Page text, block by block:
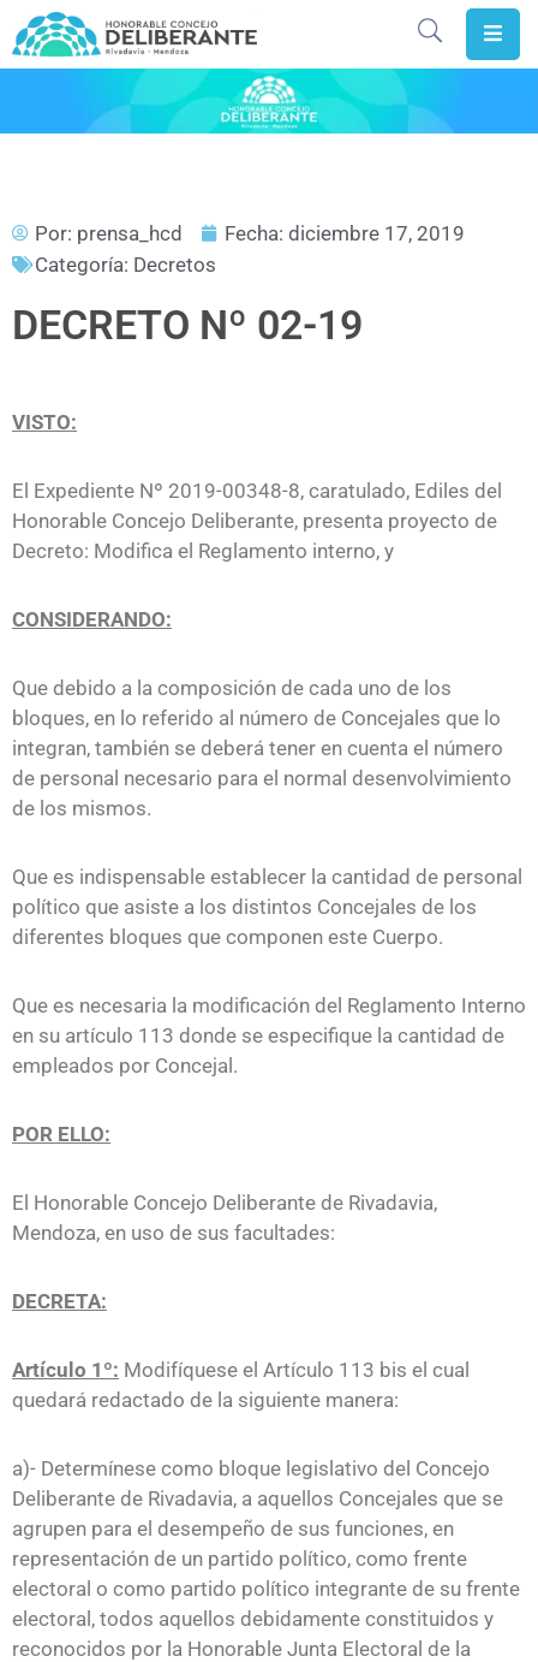
Concejales
Abierto
Actividad
La
Voz
Contacto
Por: prensa_hcd Fecha: diciembre 17, 2019
Categoría: Decretos
DECRETO Nº 02-19
VISTO:
El Expediente Nº 2019-00348-8, caratulado, Ediles del
Honorable Concejo Deliberante, presenta proyecto de
Decreto: Modifica el Reglamento interno, y
CONSIDERANDO:
Que debido a la composición de cada uno de los
bloques, en lo referido al número de Concejales que lo
integran, también se deberá tener en cuenta el número
de personal necesario para el normal desenvolvimiento
de los mismos.
Que es indispensable establecer la cantidad de personal
político que asiste a los distintos Concejales de los
diferentes bloques que componen este Cuerpo.
Que es necesaria la modificación del Reglamento Interno
en su artículo 113 donde se especifique la cantidad de
empleados por Concejal.
POR ELLO:
El Honorable Concejo Deliberante de Rivadavia,
Mendoza, en uso de sus facultades:
DECRETA:
Artículo 1º: Modifíquese el Artículo 113 bis el cual
quedará redactado de la siguiente manera:
a)- Determínese como bloque legislativo del Concejo
Deliberante de Rivadavia, a aquellos Concejales que se
agrupen para el desempeño de sus funciones, en
representación de un partido político, como frente
electoral o como partido político integrante de su frente
electoral, todos aquellos debidamente constituidos y
reconocidos por la Honorable Junta Electoral de la